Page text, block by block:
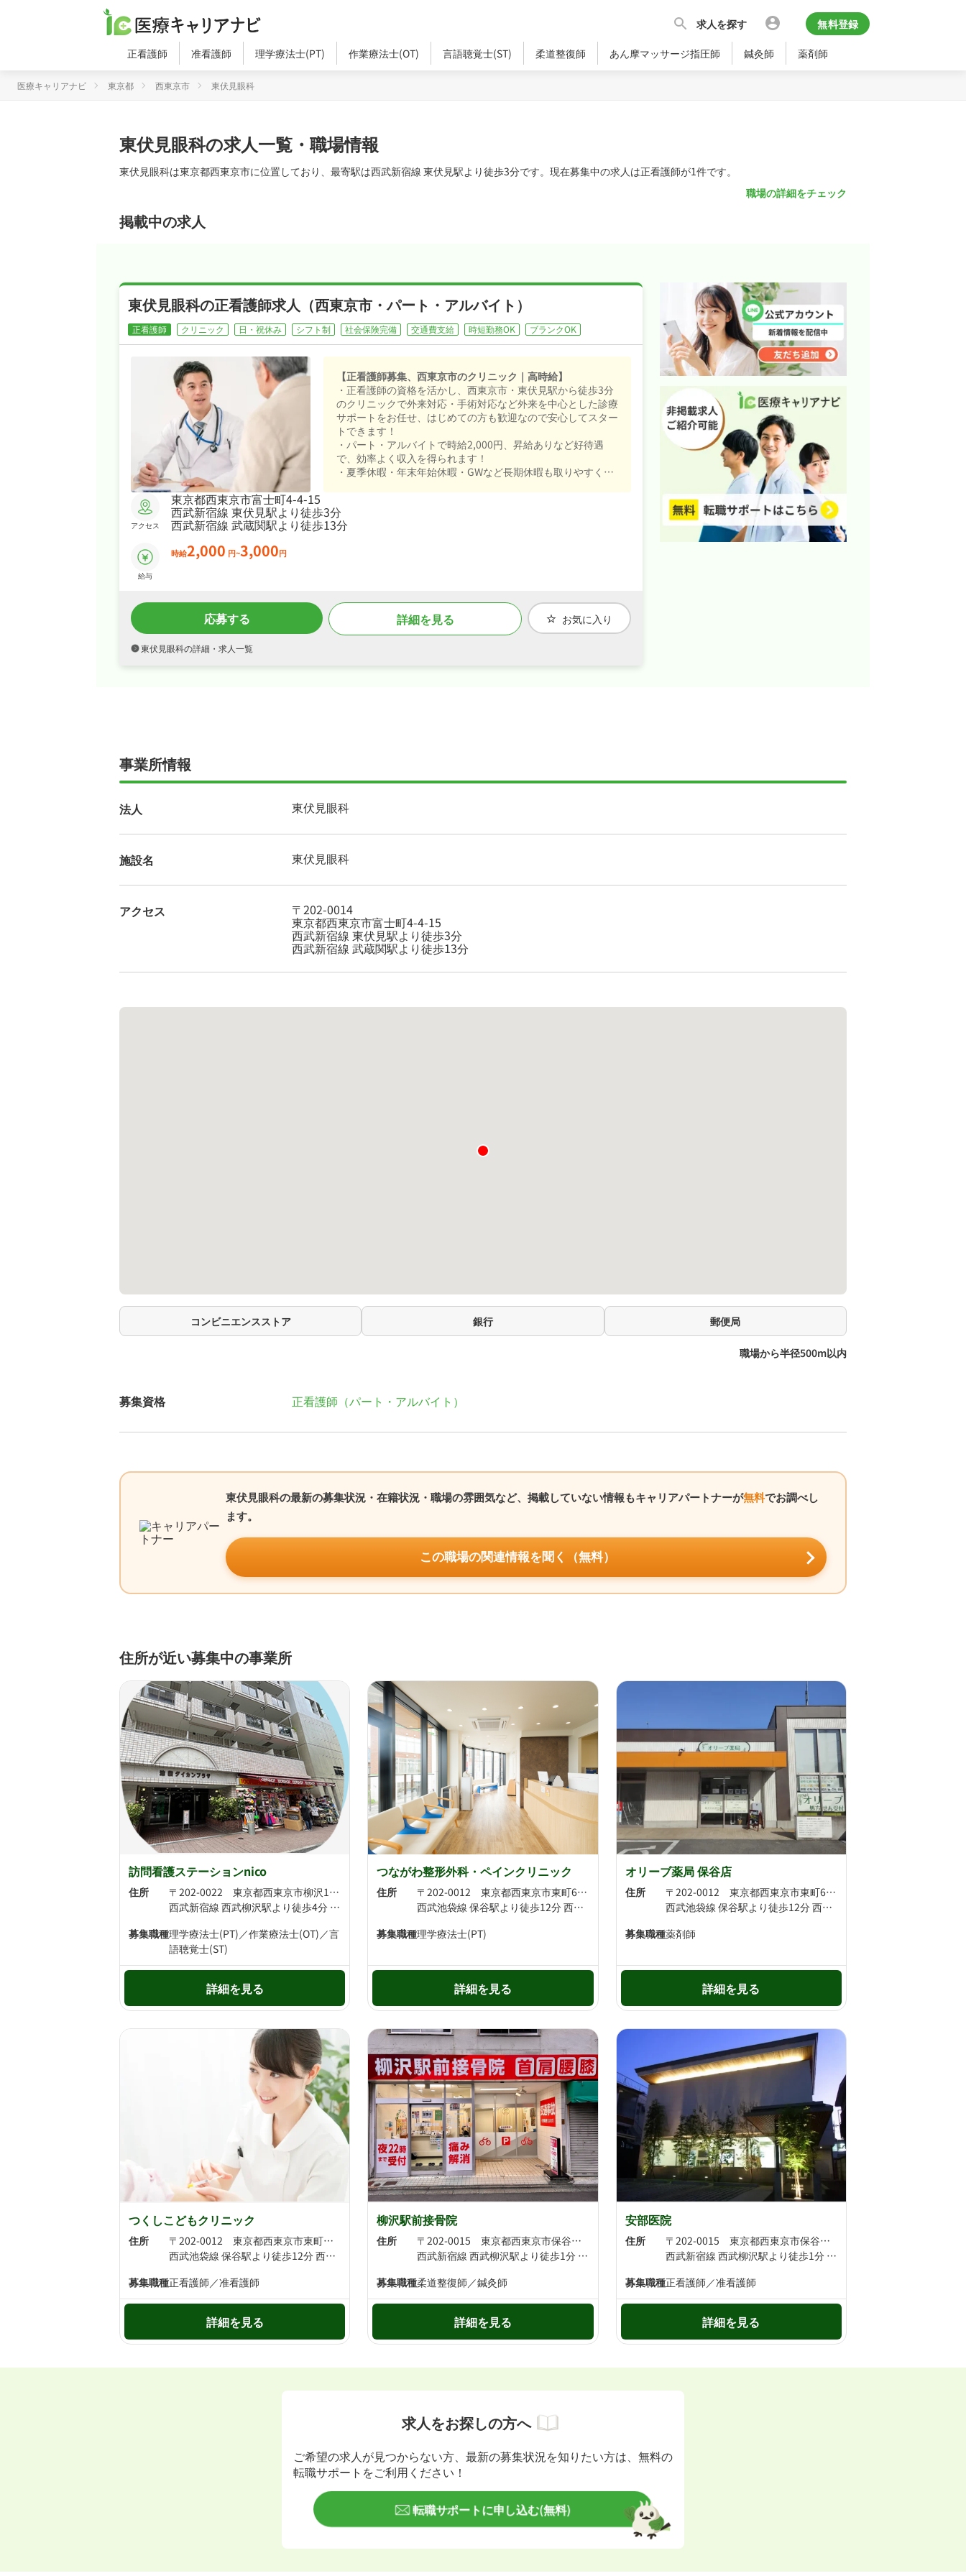
求人を探す 無料登録
正看護師 准看護師 理学療法士(PT) 作業療法士(OT) 言語聴覚士(ST) 柔道整復師 あん摩マッサージ指圧師 鍼灸師 薬剤師
医療キャリアナビ 東京都 西東京市 東伏見眼科
東伏見眼科の求人一覧・職場情報
東伏見眼科は東京都西東京市に位置しており、最寄駅は西武新宿線 東伏見駅より徒歩3分です。現在募集中の求人は正看護師が1件です。
職場の詳細をチェック
掲載中の求人
東伏見眼科の正看護師求人（西東京市・パート・アルバイト）
正看護師 クリニック 日・祝休み シフト制 社会保険完備 交通費支給 時短勤務OK ブランクOK
アクセス
東京都西東京市富士町4-4-15
西武新宿線 東伏見駅より徒歩3分
西武新宿線 武蔵関駅より徒歩13分
給与
時給2,000 円~3,000円
【正看護師募集、西東京市のクリニック｜高時給】
・正看護師の資格を活かし、西東京市・東伏見駅から徒歩3分
のクリニックで外来対応・手術対応など外来を中心とした診療
サポートをお任せ、はじめての方も歓迎なので安心してスター
トできます！
・パート・アルバイトで時給2,000円、昇給ありなど好待遇
で、効率よく収入を得られます！
・夏季休暇・年末年始休暇・GWなど長期休暇も取りやすくシ
・社会保険完備、制服貸与など福利厚生も充実、はじめての方
も安心して飛び込める職場です！
応募する 詳細を見る お気に入り
東伏見眼科の詳細・求人一覧
事業所情報
法人 東伏見眼科
施設名 東伏見眼科
アクセス 〒202-0014
東京都西東京市富士町4-4-15
西武新宿線 東伏見駅より徒歩3分
西武新宿線 武蔵関駅より徒歩13分
コンビニエンスストア 銀行 郵便局
職場から半径500m以内
募集資格 正看護師（パート・アルバイト）
東伏見眼科の最新の募集状況・在籍状況・職場の雰囲気など、掲載していない情報もキャリアパートナーが無料でお調べし
ます。
この職場の関連情報を聞く（無料）
住所が近い募集中の事業所
訪問看護ステーションnico
住所
〒202-0022 東京都西東京市柳沢1-4-18
西武新宿線 西武柳沢駅より徒歩4分 西武新宿線 東伏見駅より徒歩9分
募集職種理学療法士(PT)／作業療法士(OT)／言
語聴覚士(ST)
詳細を見る
つながわ整形外科・ペインクリニック
住所
〒202-0012 東京都西東京市東町6丁目6-10
西武池袋線 保谷駅より徒歩12分 西武新宿線 東伏見駅より徒歩15分
募集職種理学療法士(PT)
詳細を見る
オリーブ薬局 保谷店
住所
〒202-0012 東京都西東京市東町6-6-10 西東京メディカルモール
西武池袋線 保谷駅より徒歩12分 西武新宿線 東伏見駅より徒歩15分
募集職種薬剤師
詳細を見る
つくしこどもクリニック
住所
〒202-0012 東京都西東京市東町六丁目6番10号 西東京メディカルモールA区分
西武池袋線 保谷駅より徒歩12分 西武新宿線 東伏見駅より徒歩15分
募集職種正看護師／准看護師
詳細を見る
柳沢駅前接骨院
住所
〒202-0015 東京都西東京市保谷町3-12-14
西武新宿線 西武柳沢駅より徒歩1分 西武新宿線 東伏見駅より徒歩12分
募集職種柔道整復師／鍼灸師
詳細を見る
安部医院
住所
〒202-0015 東京都西東京市保谷町三丁目24番2号
西武新宿線 西武柳沢駅より徒歩1分 西武新宿線 東伏見駅より徒歩13分
募集職種正看護師／准看護師
詳細を見る
求人をお探しの方へ
ご希望の求人が見つからない方、最新の募集状況を知りたい方は、無料の
転職サポートをご利用ください！
転職サポートに申し込む(無料)